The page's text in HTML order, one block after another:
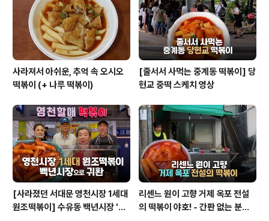
사라져서 아쉬운, 추억 속 오시오
떡볶이 (+ 나루 떡볶이)
[줄서서 사먹는 중계동 떡볶이] 당
현교 중떡 스케치 영상
[사라졌던 서대문 영천시장 1세대
원조떡볶이] 수유동 백년시장 '영
리센느 원이 고향 거제 옥포 전설
의 떡볶이 야호! - 간판 없는 분식